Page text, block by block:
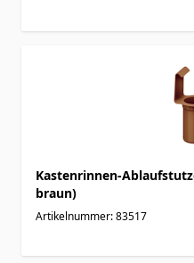
Kastenrinnen-
braun)
Artikelnummer: 83517